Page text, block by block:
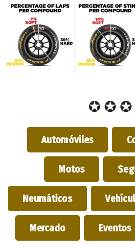
✪ ✪ ✪
Automóviles
Motos
Neumáticos
Mercado Eventos